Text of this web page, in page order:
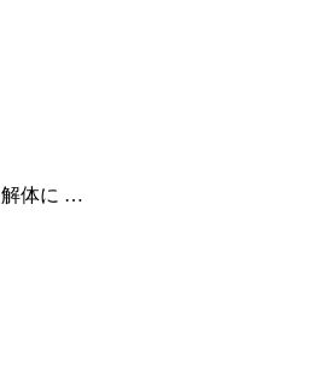
解体に …